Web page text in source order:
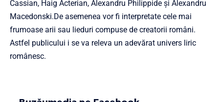
Cassian, Haig Acterian, Alexandru Philippide și Alexandru
Macedonski.De asemenea vor fi interpretate cele mai
frumoase arii sau lieduri compuse de creatorii români.
Astfel publicului i se va releva un adevărat univers liric
românesc.